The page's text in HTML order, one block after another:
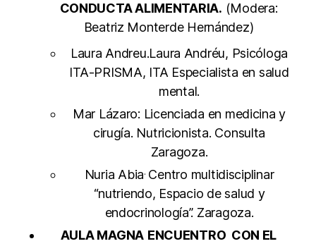
CONDUCTA ALIMENTARIA. (Modera:
Beatriz Monterde Hernández)
Laura Andreu.Laura Andréu, Psicóloga
ITA-PRISMA, ITA Especialista en salud
mental.
Mar Lázaro: Licenciada en medicina y
cirugía. Nutricionista. Consulta
Zaragoza.
Nuria Abia. Centro multidisciplinar
“nutriendo, Espacio de salud y
endocrinología”. Zaragoza.
AULA MAGNA ENCUENTRO CON EL